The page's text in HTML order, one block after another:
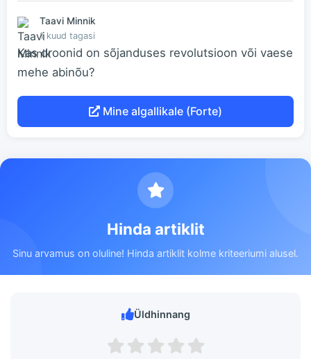
Taavi Minnik
1 kuud tagasi
Kas droonid on sõjanduses revolutsioon või vaese
mehe abinõu?
Mine algallikale (Forte)
Hinda artiklit
Sinu arvamus on oluline! Hinda artiklit kolme kriteeriumi alusel.
Üldhinnang